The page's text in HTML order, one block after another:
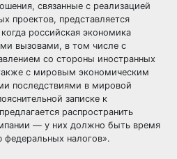
связанные с реализацией
проектов, представляется
российская экономика
вызовами, в том числе с
со стороны иностранных
с мировым экономическим
последствиями в мировой
записке к
распространить
— у них должно быть время
федеральных налогов».